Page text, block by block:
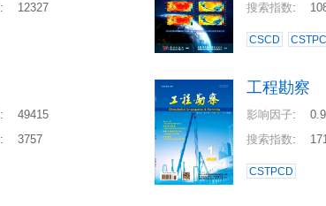
: 12327
搜索指数:
CSCD
:
49415
: 3757
工程勘察
影响因子:
搜索指数:
CSTPCD